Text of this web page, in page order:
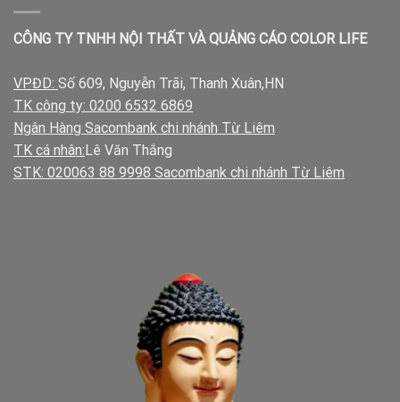
CÔNG TY TNHH NỘI THẤT VÀ QUẢNG CÁO COLOR LIFE
VPĐD: Số 609, Nguyễn Trãi, Thanh Xuân,HN
TK công ty: 0200 6532 6869
Ngân Hàng Sacombank chi nhánh Từ Liêm
TK cá nhân:Lê Văn Thắng
STK: 020063 88 9998 Sacombank chi nhánh Từ Liêm